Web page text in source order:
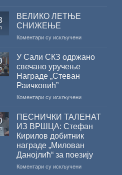
ХРИСОВУЉЕ
2026.
ВЕЛИКО ЛЕТЊЕ
СНИЖЕЊЕ
Коментари су искљученина
У Сали СКЗ одржано
свечано уручење
Награде „Стеван
Раичковић”
Коментари су искљученина
Сали
СКЗ
одржано
свечано
уручење
Награде
„Стеван
ПЕСНИЧКИ ТАЛЕНАТ
ИЗ ВРШЦА: Стефан
Кирилов добитник
награде „Милован
Данојлић“ за поезију
Коментари су искљученина